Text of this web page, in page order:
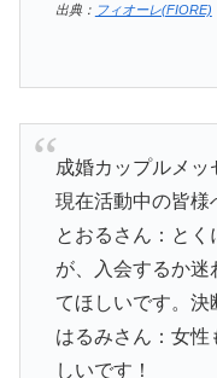
出典： フィオーレ(FIORE)
成婚カップルメッ
現在活動中の皆様
とおるさん：と
が、入会するか迷
てほしいです。決
はるみさん：女性
しいです！